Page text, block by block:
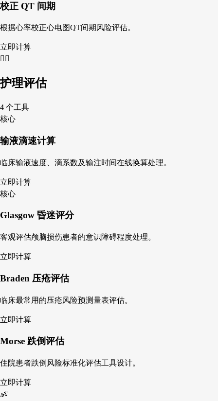
校正 QT 间期
根据心率校正心电图QT间期风险评估。
立即计算
👩‍⚕️
护理评估
4 个工具
核心
输液滴速计算
临床输液速度、滴系数及输注时间在线换算处理。
立即计算
核心
Glasgow 昏迷评分
客观评估颅脑损伤患者的意识障碍程度处理。
立即计算
Braden 压疮评估
临床最常用的压疮风险预测量表评估。
立即计算
Morse 跌倒评估
住院患者跌倒风险标准化评估工具设计。
立即计算
👶